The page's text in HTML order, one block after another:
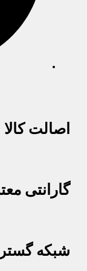
اصالت کالا
گارانتی
شبکه